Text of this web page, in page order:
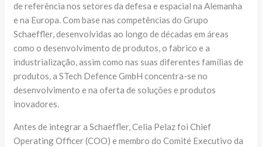
de referência nos setores da defesa e espacial na Alemanha
e na Europa. Com base nas competências do Grupo
Schaeffler, desenvolvidas ao longo de décadas em áreas
como o desenvolvimento de produtos, o fabrico e a
industrialização, assim como nas suas diferentes famílias de
produtos, a STech Defence GmbH concentra-se no
desenvolvimento e na oferta de soluções e produtos
inovadores.
Antes de integrar a Schaeffler, Celia Pelaz foi Chief
Operating Officer (COO) e membro do Comité Executivo da